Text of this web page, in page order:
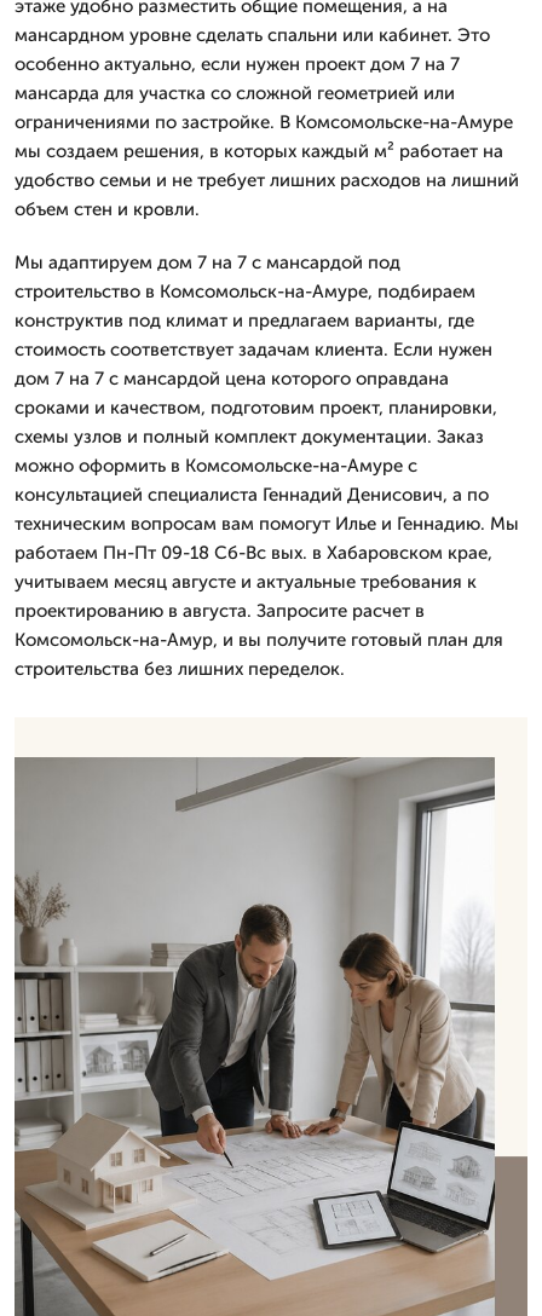
этаже удобно разместить общие помещения, а на
мансардном уровне сделать спальни или кабинет. Это
особенно актуально, если нужен проект дом 7 на 7
мансарда для участка со сложной геометрией или
ограничениями по застройке. В Комсомольске-на-Амуре
мы создаем решения, в которых каждый м² работает на
удобство семьи и не требует лишних расходов на лишний
объем стен и кровли.
Мы адаптируем дом 7 на 7 с мансардой под
строительство в Комсомольск-на-Амуре, подбираем
конструктив под климат и предлагаем варианты, где
стоимость соответствует задачам клиента. Если нужен
дом 7 на 7 с мансардой цена которого оправдана
сроками и качеством, подготовим проект, планировки,
схемы узлов и полный комплект документации. Заказ
можно оформить в Комсомольске-на-Амуре с
консультацией специалиста Геннадий Денисович, а по
техническим вопросам вам помогут Илье и Геннадию. Мы
работаем Пн-Пт 09-18 Сб-Вс вых. в Хабаровском крае,
учитываем месяц августе и актуальные требования к
проектированию в августа. Запросите расчет в
Комсомольск-на-Амур, и вы получите готовый план для
строительства без лишних переделок.